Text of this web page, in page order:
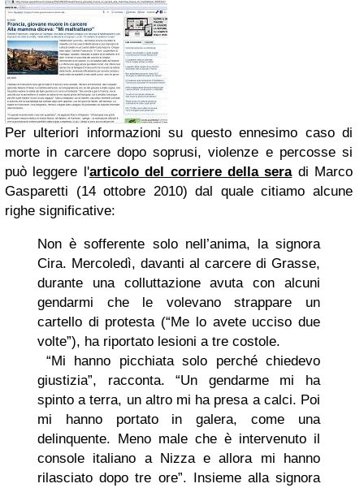
Per ulteriori informazioni su questo ennesimo caso di
morte in carcere dopo soprusi, violenze e percosse si
può leggere l'articolo del corriere della seradi Marco
Gasparetti (14 ottobre 2010) dal quale citiamo alcune
righe significative:
Non è sofferente solo nell’anima, la signora
Cira. Mercoledì, davanti al carcere di Grasse,
durante una colluttazione avuta con alcuni
gendarmi che le volevano strappare un
cartello di protesta (“Me lo avete ucciso due
volte”), ha riportato lesioni a tre costole.
“Mi hanno picchiata solo perché chiedevo
giustizia”, racconta. “Un gendarme mi ha
spinto a terra, un altro mi ha presa a calci. Poi
mi hanno portato in galera, come una
delinquente. Meno male che è intervenuto il
console italiano a Nizza e allora mi hanno
rilasciato dopo tre ore”. Insieme alla signora